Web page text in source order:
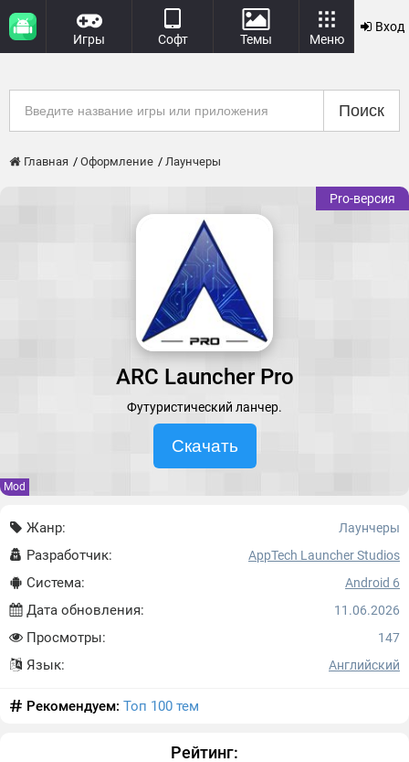
Игры Софт Темы Меню
Вход
Поиск
Главная Оформление Лаунчеры
Pro-версия
ARC Launcher Pro
Футуристический ланчер.
Скачать
Mod
Жанр: Лаунчеры
Разработчик: AppTech Launcher Studios
Система: Android 6
Дата обновления: 11.06.2026
Просмотры: 147
Язык: Английский
Рекомендуем: Топ 100 тем
Рейтинг: